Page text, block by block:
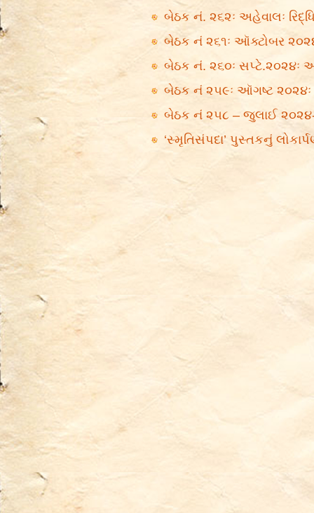
બેઠક નં. ૨૬૨ઃ અહેવાલઃ
બેઠક નં ૨૬૧ઃ ઑક્ટોબર
બેઠક નં. ૨૬૦ઃ સપ્ટે.૨૦૨૪ઃ
બેઠક નં ૨૫૯ઃ ઑગષ્ટ
બેઠક નં ૨૫૮ – જુલાઈ
‘સ્મૃતિસંપદા’ પુસ્તકનું